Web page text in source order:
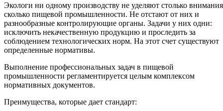
Экологи ни одному производству не уделяют столько
сколько пищевой промышленности. Не отстают от них и
разнообразные контролирующие органы. Задачи у них одни:
исключить некачественную продукцию и проследить за
соблюдением технологических норм. На этот счет существуют
определенные нормативы.
Выполнение профессиональных задач в пищевой
промышленности регламентируется целым комплексом
нормативных документов.
Преимущества, которые дает стандарт: